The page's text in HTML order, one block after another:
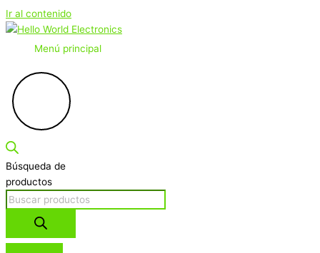
Ir al contenido
Menú principal
Búsqueda de
productos